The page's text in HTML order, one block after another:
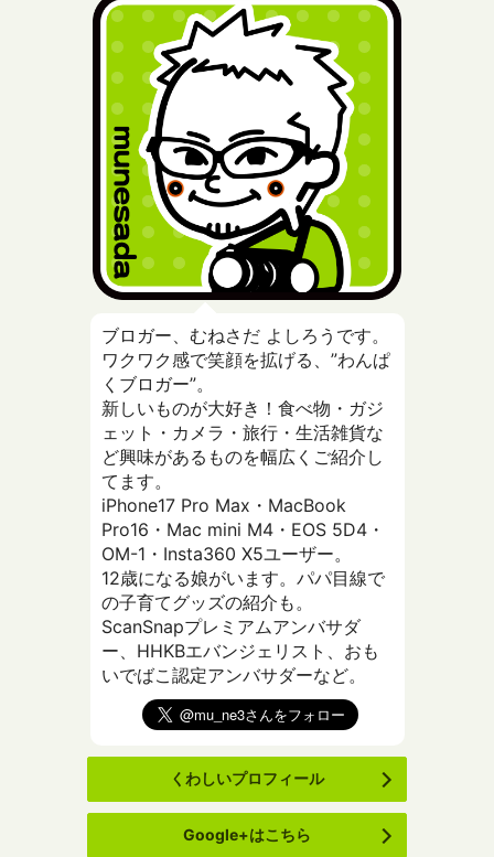
ブロガー、むねさだ よしろうです。
ワクワク感で笑顔を拡げる、”わんぱ
くブロガー”。
新しいものが大好き！食べ物・ガジ
ェット・カメラ・旅行・生活雑貨な
ど興味があるものを幅広くご紹介し
てます。
iPhone17 Pro Max・MacBook
Pro16・Mac mini M4・EOS 5D4・
OM-1・Insta360 X5ユーザー。
12歳になる娘がいます。パパ目線で
の子育てグッズの紹介も。
ScanSnapプレミアムアンバサダ
ー、HHKBエバンジェリスト、おも
いでばこ認定アンバサダーなど。
くわしいプロフィール
Google+はこちら